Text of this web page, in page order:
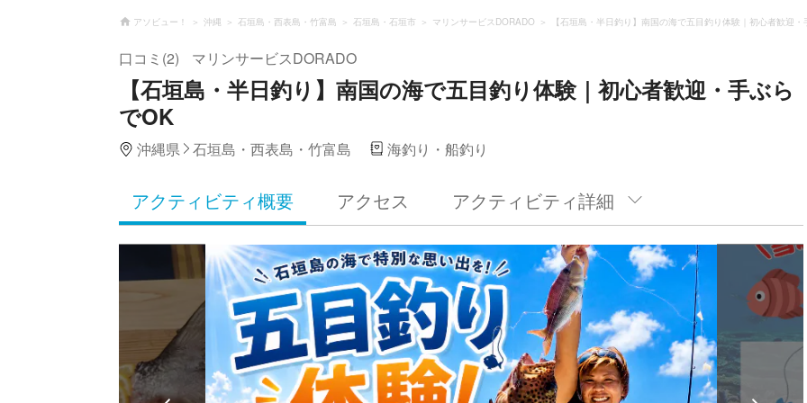
アソビュー！ 沖縄 石垣島・西表島・竹富島 石垣島・石垣市 マリンサービスDORADO 【石垣島・半日釣り】南国の海で五目釣り体験｜初心者歓迎・
口コミ(2) マリンサービスDORADO
【石垣島・半日釣り】南国の海で五目釣り体験｜初心者歓迎・手ぶら
でOK
沖縄県 石垣島・西表島・竹富島 海釣り・船釣り
アクティビティ概要 アクセス アクティビティ詳細